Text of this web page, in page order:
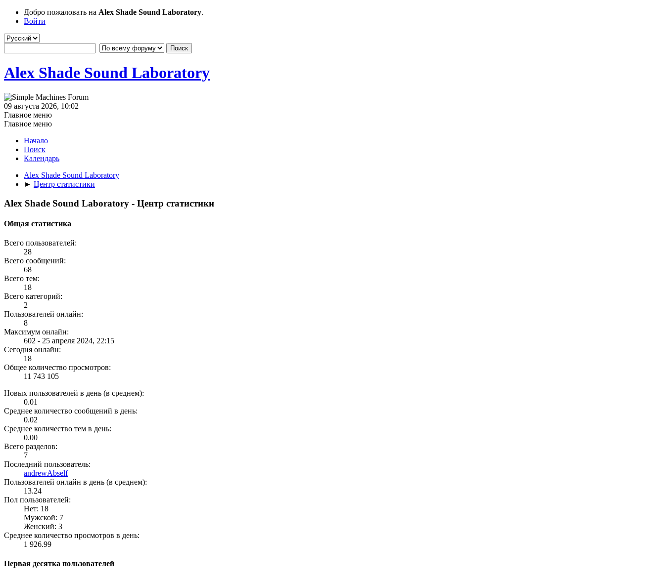
Добро пожаловать на Alex Shade Sound Laboratory.
Войти
Alex Shade Sound Laboratory
09 августа 2026, 10:02
Главное меню
Главное меню
Начало
Поиск
Календарь
Alex Shade Sound Laboratory
► Центр статистики
Alex Shade Sound Laboratory - Центр статистики
Общая статистика
Всего пользователей:
28
Всего сообщений:
68
Всего тем:
18
Всего категорий:
2
Пользователей онлайн:
8
Максимум онлайн:
602 - 25 апреля 2024, 22:15
Сегодня онлайн:
18
Общее количество просмотров:
11 743 105
Новых пользователей в день (в среднем):
0.01
Среднее количество сообщений в день:
0.02
Среднее количество тем в день:
0.00
Всего разделов:
7
Последний пользователь:
andrewAbself
Пользователей онлайн в день (в среднем):
13.24
Пол пользователей:
Нет: 18
Мужской: 7
Женский: 3
Среднее количество просмотров в день:
1 926.99
Первая десятка пользователей